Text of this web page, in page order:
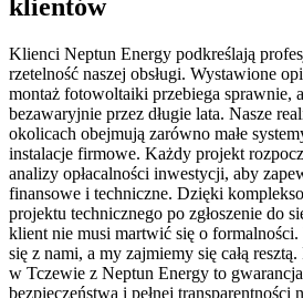
klientów
Klienci Neptun Energy podkreślają
rzetelność naszej obsługi. Wystawione
montaż fotowoltaiki przebiega sprawnie,
bezawaryjnie przez długie lata. Nasze
okolicach obejmują zarówno małe
instalacje firmowe. Każdy projekt
analizy opłacalności inwestycji, aby
finansowe i techniczne. Dzięki
projektu technicznego po zgłoszenie do
klient nie musi martwić się o
się z nami, a my zajmiemy się całą
w Tczewie z Neptun Energy to
bezpieczeństwa i pełnej transparentności